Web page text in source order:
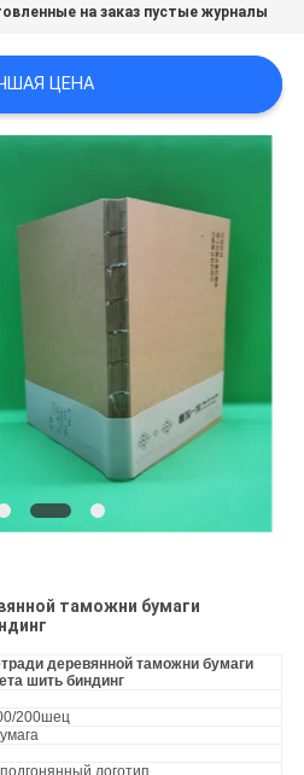
на заказ пустые журналы
ЦЕНА
таможни бумаги
деревянной таможни бумаги
шить биндинг
200шец